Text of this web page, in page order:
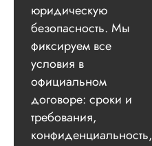
юридическую
безопасность. Мы
фиксируем все
условия в
официальном
договоре: сроки и
требования,
конфиденциальность,